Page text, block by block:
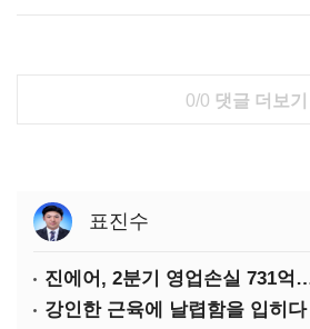
0/0 댓글 더보기
표진수
진에어, 2분기 영업손실 731억
강인한 근육에 날렵함을 입히다